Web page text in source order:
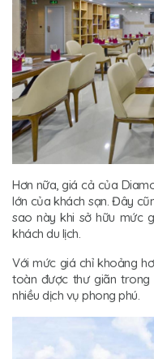
Hơn nữa, giá cả của
lớn của khách sạn. Đây
sao này khi sở hữu mức
khách du lịch.
Với mức giá chỉ khoảng
toàn được thư giãn
nhiều dịch vụ phong phú.